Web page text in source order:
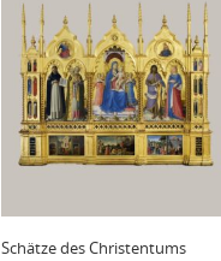
Schätze des Christentums